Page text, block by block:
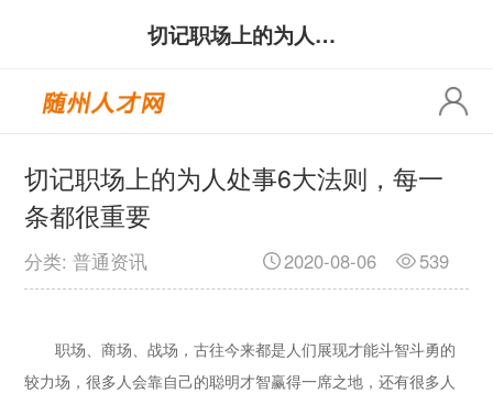
切记职场上的为人处事6大法则，每一条都很重要
切记职场上的为人处事6大法则，每一
条都很重要
分类: 普通资讯 539
2020-08-06
职场、商场、战场，古往今来都是人们展现才能斗智斗勇的
较力场，很多人会靠自己的聪明才智赢得一席之地，还有很多人